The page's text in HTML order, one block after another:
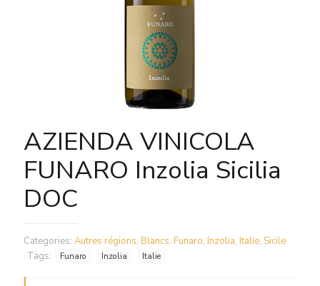
AZIENDA VINICOLA
FUNARO Inzolia Sicilia
DOC
Categories: Autres régions, Blancs, Funaro, Inzolia, Italie, Sicile
Tags:
Funaro Inzolia Italie